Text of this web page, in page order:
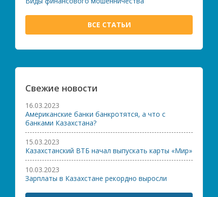
ВСЕ СТАТЬИ
Свежие новости
16.03.2023
Американские банки банкротятся, а что с
банками Казахстана?
15.03.2023
Казахстанский ВТБ начал выпускать карты «Мир»
10.03.2023
Зарплаты в Казахстане рекордно выросли